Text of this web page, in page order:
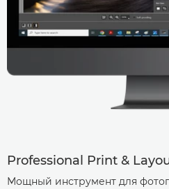
Professional Print &
Мощный инструмент для